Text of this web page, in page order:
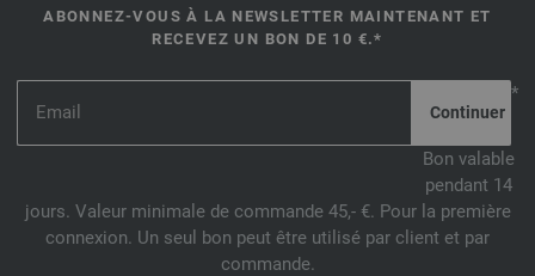
ABONNEZ-VOUS À LA NEWSLETTER MAINTENANT ET
RECEVEZ UN BON DE 10 €.*
*
Bon valable
pendant 14
jours. Valeur minimale de commande 45,- €. Pour la première
connexion. Un seul bon peut être utilisé par client et par
commande.